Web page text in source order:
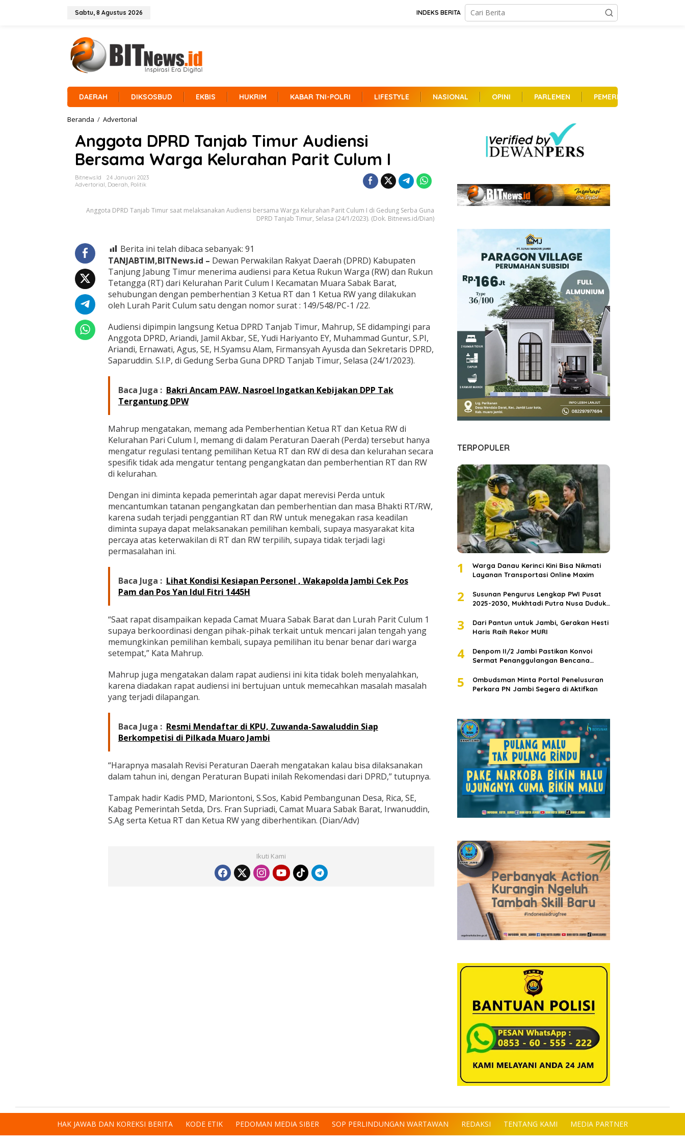
Sabtu, 8 Agustus 2026 INDEKS BERITA
DAERAH DIKSOSBUD EKBIS HUKRIM KABAR TNI-POLRI LIFESTYLE NASIONAL OPINI PARLEMEN PEMERINTAHAN
Beranda / Advertorial
g
g
o
t
a
D
D
j
a
b
T
i
m
u
u
d
e
B
e
a
m
a
W
a
r
a
K
e
l
u
r
a
n
P
a
t
C
u
l
m
I
Anggota DPRD Tanjab Timur Audiensi
Bersama Warga Kelurahan Parit Culum I
Bitnews.id
24 Januari 2023
Advertorial, Daerah, Politik
Anggota DPRD Tanjab Timur saat melaksanakan Audiensi bersama Warga Kelurahan Parit Culum I di Gedung Serba Guna
DPRD Tanjab Timur, Selasa (24/1/2023). (Dok. Bitnews.id/Dian)
Berita ini telah dibaca sebanyak: 91
TANJABTIM,BITNews.id – Dewan Perwakilan Rakyat Daerah (DPRD) Kabupaten
Tanjung Jabung Timur menerima audiensi para Ketua Rukun Warga (RW) dan Rukun
Tetangga (RT) dari Kelurahan Parit Culum I Kecamatan Muara Sabak Barat,
sehubungan dengan pemberhentian 3 Ketua RT dan 1 Ketua RW yang dilakukan
oleh Lurah Parit Culum satu dengan nomor surat : 149/548/PC-1 /22.
Audiensi dipimpin langsung Ketua DPRD Tanjab Timur, Mahrup, SE didampingi para
Anggota DPRD, Ariandi, Jamil Akbar, SE, Yudi Hariyanto EY, Muhammad Guntur, S.PI,
Ariandi, Ernawati, Agus, SE, H.Syamsu Alam, Firmansyah Ayusda dan Sekretaris DPRD,
Saparuddin. S.I.P, di Gedung Serba Guna DPRD Tanjab Timur, Selasa (24/1/2023).
Baca Juga : Bakri Ancam PAW, Nasroel Ingatkan Kebijakan DPP Tak
Tergantung DPW
Mahrup mengatakan, memang ada Pemberhentian Ketua RT dan Ketua RW di
Kelurahan Pari Culum I, memang di dalam Peraturan Daerah (Perda) tersebut hanya
mengatur regulasi tentang pemilihan Ketua RT dan RW di desa dan kelurahan secara
spesifik tidak ada mengatur tentang pengangkatan dan pemberhentian RT dan RW
di kelurahan.
Dengan ini diminta kepada pemerintah agar dapat merevisi Perda untuk
mencantumkan tatanan pengangkatan dan pemberhentian dan masa Bhakti RT/RW,
karena sudah terjadi penggantian RT dan RW untuk menegakan rasa keadilan
diminta supaya dapat melaksanakan pemilihan kembali, supaya masyarakat kita
percaya atas keterwakilan di RT dan RW terpilih, supaya tidak terjadi lagi
permasalahan ini.
Baca Juga : Lihat Kondisi Kesiapan Personel , Wakapolda Jambi Cek Pos
Pam dan Pos Yan Idul Fitri 1445H
“Saat rapat disampaikan kepada Camat Muara Sabak Barat dan Lurah Parit Culum 1
supaya berkoordinasi dengan pihak-pihak terkait untuk mencari jalan tengah yang
memungkinkan pemilihan kembali, supaya pemilihan itu benar benar dari warga
setempat,” Kata Mahrup.
Mahrup juga mengatakan dalam rapat audiensi ini kita tidak boleh menyalahkan,
karena diadakan rapat audiensi ini bertujuan untuk memecahkan masalah masalah
yang terjadi dilapangan.
Baca Juga : Resmi Mendaftar di KPU, Zuwanda-Sawaluddin Siap
Berkompetisi di Pilkada Muaro Jambi
“Harapnya masalah Revisi Peraturan Daerah mengatakan kalau bisa dilaksanakan
dalam tahun ini, dengan Peraturan Bupati inilah Rekomendasi dari DPRD,” tutupnya.
Tampak hadir Kadis PMD, Mariontoni, S.Sos, Kabid Pembangunan Desa, Rica, SE,
Kabag Pemerintah Setda, Drs. Fran Supriadi, Camat Muara Sabak Barat, Irwanuddin,
S.Ag serta Ketua RT dan Ketua RW yang diberhentikan. (Dian/Adv)
Ikuti Kami
TERPOPULER
1
Warga Danau Kerinci Kini Bisa Nikmati
Layanan Transportasi Online Maxim
2
Susunan Pengurus Lengkap PWI Pusat
2025-2030, Mukhtadi Putra Nusa Duduki
3
Dari Pantun untuk Jambi, Gerakan Hesti
Haris Raih Rekor MURI
4
Denpom II/2 Jambi Pastikan Konvoi
Sermat Penanggulangan Bencana
5
Ombudsman Minta Portal Penelusuran
Perkara PN Jambi Segera di Aktifkan
HAK JAWAB DAN KOREKSI BERITA KODE ETIK PEDOMAN MEDIA SIBER SOP PERLINDUNGAN WARTAWAN REDAKSI TENTANG KAMI MEDIA PARTNER